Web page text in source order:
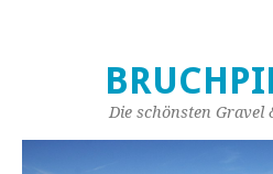
Die schönsten